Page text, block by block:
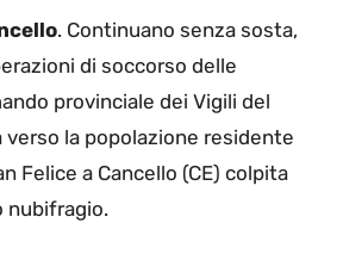
. Continuano senza sosta,
di soccorso delle
provinciale dei Vigili del
verso la popolazione residente
Felice a Cancello (CE) colpita
nubifragio.